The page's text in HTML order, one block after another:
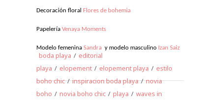
Decoración floral Flores de bohemia
Papelería Venaya Moments
Modelo femenina Sandra y modelo masculino Izan Saiz
boda playa / editorial
playa / elopement / elopement playa / estilo
boho chic / inspiracion boda playa / novia
boho / novia boho chic / playa / waves in